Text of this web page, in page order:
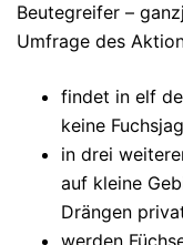
Beutegreifer –
Umfrage des
findet in elf
keine
in drei
auf kleine
Drängen